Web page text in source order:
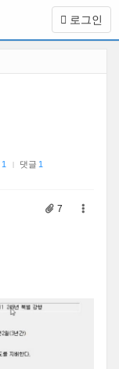
로그인
1 댓글 1
7